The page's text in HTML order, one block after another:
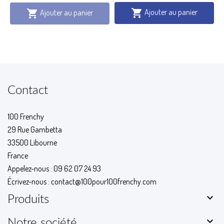
 Ajouter au panier  Ajouter au panier
Contact
100 Frenchy
29 Rue Gambetta
33500 Libourne
France
Appelez-nous : 09 62 07 24 93
Écrivez-nous : contact@100pour100frenchy.com
Produits 